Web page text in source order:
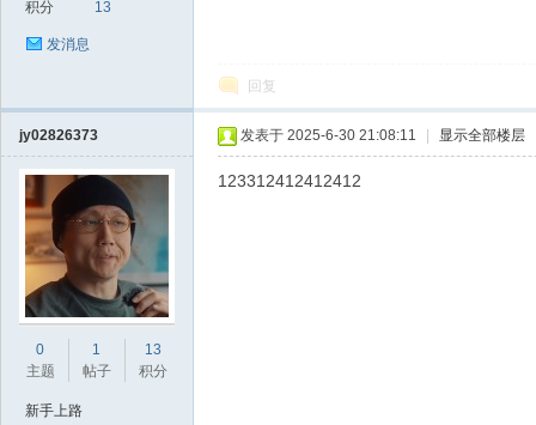
积分 13
发消息
回复
jy02826373
0
主题
1
帖子
13
积分
新手上路
发表于 2025-6-30 21:08:11 显示全部楼层
123312412412412